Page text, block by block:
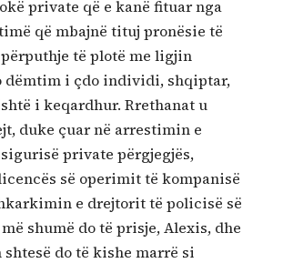
private që e kanë fituar nga
që mbajnë tituj pronësie të
të plotë me ligjin
dëmtim i çdo individi, shqiptar,
i keqardhur. Rrethanat u
duke çuar në arrestimin e
private përgjegjës,
së operimit të kompanisë
e drejtorit të policisë së
shumë do të prisje, Alexis, dhe
shtesë do të kishe marrë si